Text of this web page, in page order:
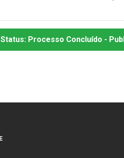
Status: Processo Concluído -